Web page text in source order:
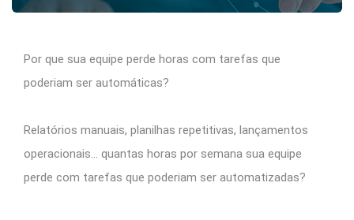
Por que sua equipe perde horas com tarefas que
poderiam ser automáticas?
Relatórios manuais, planilhas repetitivas, lançamentos
operacionais… quantas horas por semana sua equipe
perde com tarefas que poderiam ser automatizadas?